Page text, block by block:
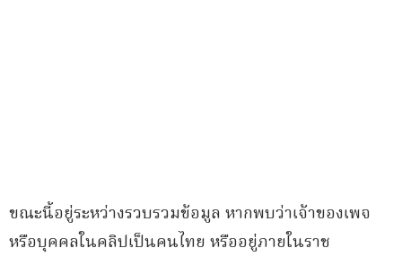
ขณะนี้อยู่ระหว่างรวบรวมข้อมูล หากพบว่าเจ้าของเพจ
หรือบุคคลในคลิปเป็นคนไทย หรืออยู่ภายในราช